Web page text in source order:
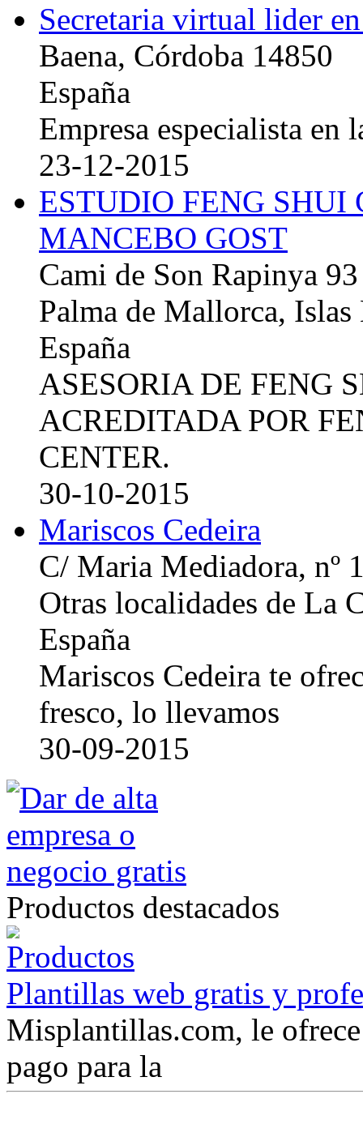
Secretaria virtual lider
Baena, Córdoba 14850
España
Empresa especialista en
23-12-2015
ESTUDIO FENG
MANCEBO GOST
Cami de Son Rapinya 93
Palma de Mallorca, Islas
España
ASESORIA DE FENG
ACREDITADA POR
CENTER.
30-10-2015
Mariscos Cedeira
C/ Maria Mediadora, nº
Otras localidades de La
España
Mariscos Cedeira te
fresco, lo llevamos
30-09-2015
Productos destacados
Plantillas web gratis y
Misplantillas.com, le
pago para la